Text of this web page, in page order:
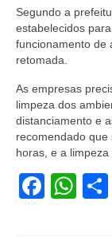
Segundo a
estabelecidos
funcionamento de
retomada.
As empresas
limpeza dos
distanciamento e
recomendado
horas, e a